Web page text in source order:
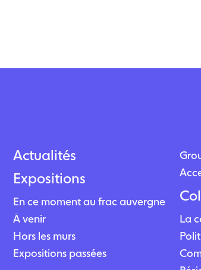
Actualités
Expositions
En ce moment au frac auvergne
À venir
Hors les murs
Expositions passées
La